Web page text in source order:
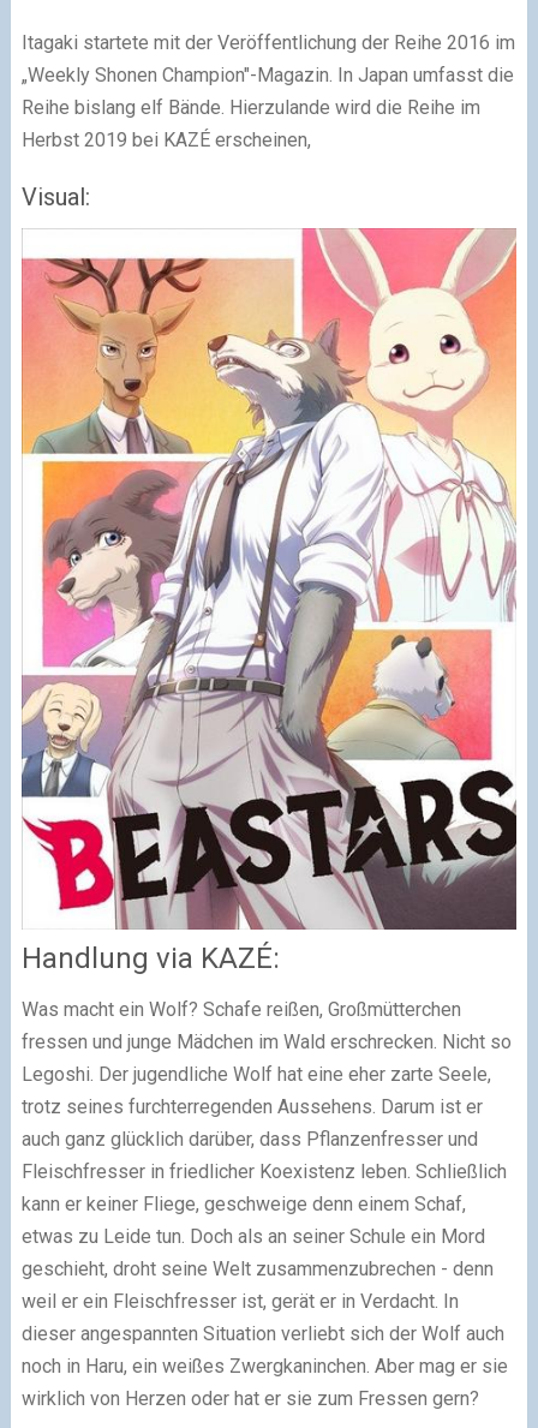
Itagaki startete mit der Veröffentlichung der Reihe 2016 im
„Weekly Shonen Champion"-Magazin. In Japan umfasst die
Reihe bislang elf Bände. Hierzulande wird die Reihe im
Herbst 2019 bei KAZÉ erscheinen,
Visual:
Handlung via KAZÉ:
Was macht ein Wolf? Schafe reißen, Großmütterchen
fressen und junge Mädchen im Wald erschrecken. Nicht so
Legoshi. Der jugendliche Wolf hat eine eher zarte Seele,
trotz seines furchterregenden Aussehens. Darum ist er
auch ganz glücklich darüber, dass Pflanzenfresser und
Fleischfresser in friedlicher Koexistenz leben. Schließlich
kann er keiner Fliege, geschweige denn einem Schaf,
etwas zu Leide tun. Doch als an seiner Schule ein Mord
geschieht, droht seine Welt zusammenzubrechen - denn
weil er ein Fleischfresser ist, gerät er in Verdacht. In
dieser angespannten Situation verliebt sich der Wolf auch
noch in Haru, ein weißes Zwergkaninchen. Aber mag er sie
wirklich von Herzen oder hat er sie zum Fressen gern?